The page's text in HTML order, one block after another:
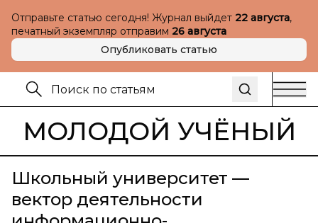
Отправьте статью сегодня! Журнал выйдет 22 августа,
печатный экземпляр отправим 26 августа
Опубликовать статью
МОЛОДОЙ УЧЁНЫЙ
Школьный университет —
вектор деятельности